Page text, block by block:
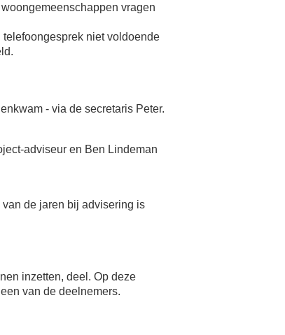
vragen
niet voldoende
- via de secretaris Peter.
adviseur en Ben Lindeman
de jaren bij advisering is
inzetten, deel. Op deze
van de deelnemers.